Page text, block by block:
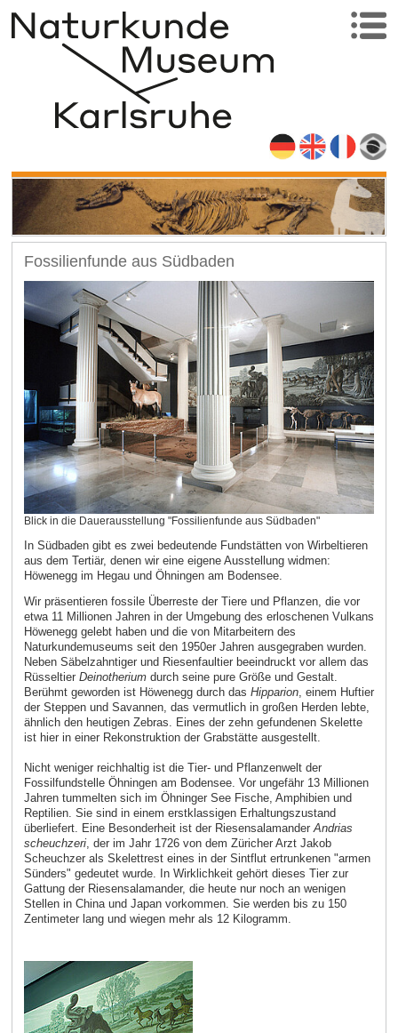
Fossilienfunde aus Südbaden
Blick in die Dauerausstellung "Fossilienfunde aus Südbaden"
In Südbaden gibt es zwei bedeutende Fundstätten von Wirbeltieren
aus dem Tertiär, denen wir eine eigene Ausstellung widmen:
Höwenegg im Hegau und Öhningen am Bodensee.
Wir präsentieren fossile Überreste der Tiere und Pflanzen, die vor
etwa 11 Millionen Jahren in der Umgebung des erloschenen Vulkans
Höwenegg gelebt haben und die von Mitarbeitern des
Naturkundemuseums seit den 1950er Jahren ausgegraben wurden.
Neben Säbelzahntiger und Riesenfaultier beeindruckt vor allem das
Rüsseltier Deinotheriumdurch seine pure Größe und Gestalt.
Berühmt geworden ist Höwenegg durch das Hipparion, einem Huftier
der Steppen und Savannen, das vermutlich in großen Herden lebte,
ähnlich den heutigen Zebras. Eines der zehn gefundenen Skelette
ist hier in einer Rekonstruktion der Grabstätte ausgestellt.
Nicht weniger reichhaltig ist die Tier- und Pflanzenwelt der
Fossilfundstelle Öhningen am Bodensee. Vor ungefähr 13 Millionen
Jahren tummelten sich im Öhninger See Fische, Amphibien und
Reptilien. Sie sind in einem erstklassigen Erhaltungszustand
überliefert. Eine Besonderheit ist der RiesensalamanderAndrias
scheuchzeri, der im Jahr 1726 von dem Züricher Arzt Jakob
Scheuchzer als Skelettrest eines in der Sintflut ertrunkenen "armen
Sünders" gedeutet wurde. In Wirklichkeit gehört dieses Tier zur
Gattung der Riesensalamander, die heute nur noch an wenigen
Stellen in China und Japan vorkommen. Sie werden bis zu 150
Zentimeter lang und wiegen mehr als 12 Kilogramm.